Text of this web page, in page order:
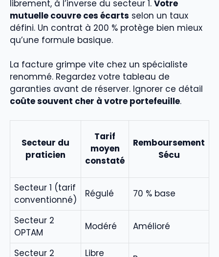
librement, à l’inverse du secteur 1. Votre
mutuelle couvre ces écarts selon un taux
défini. Un contrat à 200 % protège bien mieux
qu’une formule basique.
La facture grimpe vite chez un spécialiste
renommé. Regardez votre tableau de
garanties avant de réserver. Ignorer ce détail
coûte souvent cher à votre portefeuille.
Secteur du
praticien
Tarif
moyen
constaté
Remboursement
Sécu
Secteur 1 (tarif
conventionné)
Régulé 70 % base
Secteur 2
OPTAM
Modéré Amélioré
Secteur 2 Libre